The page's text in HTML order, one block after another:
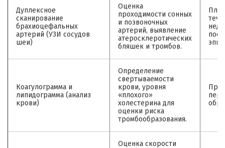
Дуплексное
сканирование
брахиоцефальных
артерий (УЗИ сосудов
шеи)
Оценка
проходимости сонных
и позвоночных
артерий, выявление
атеросклеротических
бляшек и тромбов.
Коагулограмма и
липидограмма (анализ
крови)
Определение
свертываемости
крови, уровня
«плохого»
холестерина для
оценки риска
тромбообразования.
При
Оценка скорости